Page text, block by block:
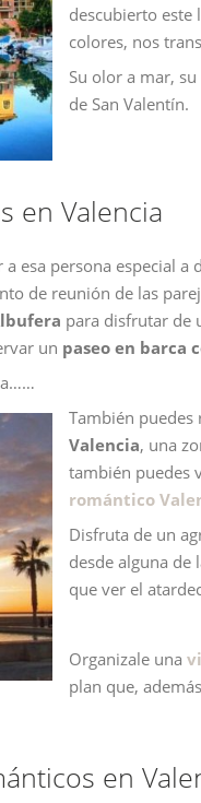
descubierto este
colores, nos
Su olor a mar,
de San Valentín.
en Valencia
esa persona especial a
de reunión de las
para disfrutar de
un paseo en barca
También
Valencia, una
también puedes
romántico
Disfruta de un
desde alguna de
que ver el
Organizale una
plan que,
en